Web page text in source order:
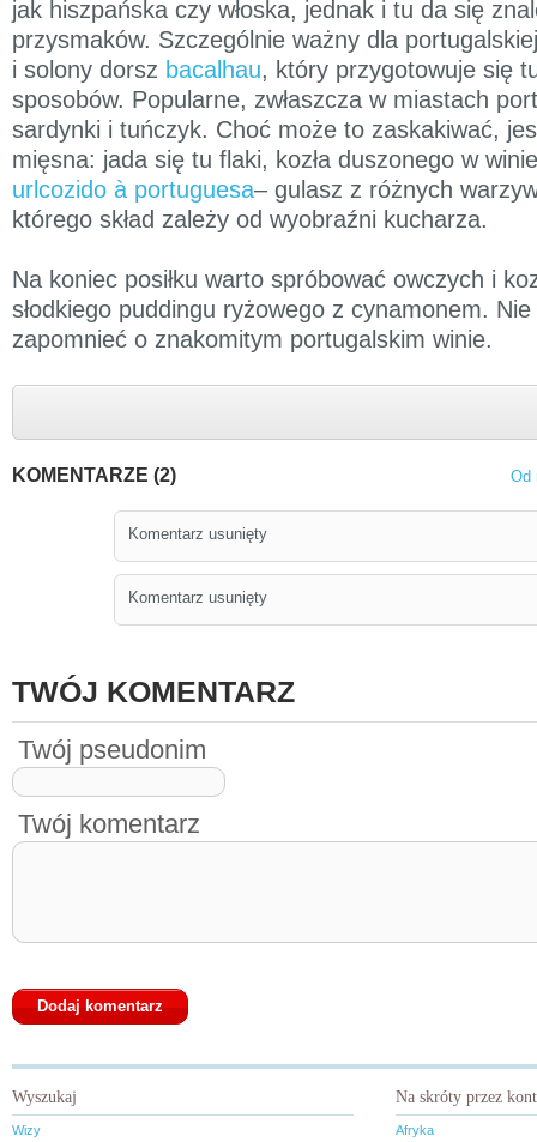
jak hiszpańska czy włoska, jednak i tu da się
przysmaków. Szczególnie ważny dla
i solony dorsz bacalhau, który przygotowuje się
sposobów. Popularne, zwłaszcza w miastach
sardynki i tuńczyk. Choć może to zaskakiwać,
mięsna: jada się tu flaki, kozła duszonego w
urlcozido à portuguesa– gulasz z różnych
którego skład zależy od wyobraźni kucharza.
Na koniec posiłku warto spróbować owczych i
słodkiego puddingu ryżowego z cynamonem.
zapomnieć o znakomitym portugalskim winie.
KOMENTARZE (2) Od
Komentarz usunięty
Komentarz usunięty
TWÓJ KOMENTARZ
Twój pseudonim
Twój komentarz
Wyszukaj
Wizy
Na skróty przez
Afryka